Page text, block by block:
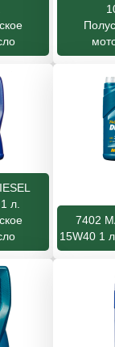
л.
7402
15W40 1